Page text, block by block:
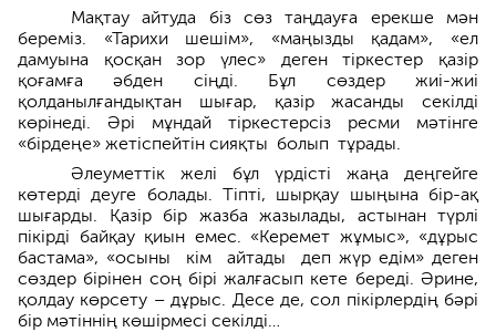
Мақтау айтуда біз сөз таңдау­ға ерекше мән
береміз. «Тарихи шешім», «маңызды қадам», «ел
дамуына қосқан зор үлес» деген тіркес­тер қазір
қоғамға әбден сіңді. Бұл сөздер жиі-жиі
қолданылғандықтан шығар, қазір жасанды секілді
көрінеді. Әрі мұндай тіркестерсіз ресми мәтінге
«бірдеңе» жетіспейтін сияқ­ты болып тұрады.
Әлеуметтік желі бұл үрдісті жаңа деңгейге
көтерді деуге болады. Тіпті, шырқау шыңына бір-ақ
шығарды. Қазір бір жазба жазылады, астынан түрлі
пікірді байқау қиын емес. «Кере­мет жұмыс», «дұрыс
бастама», «осыны кім айтады деп жүр едім» деген
сөздер бірінен соң бірі жалғасып кете береді. Әрине,
қолдау көрсету – дұрыс. Десе де, сол пікірлердің бәрі
бір мәтіннің көшірмесі секілді…